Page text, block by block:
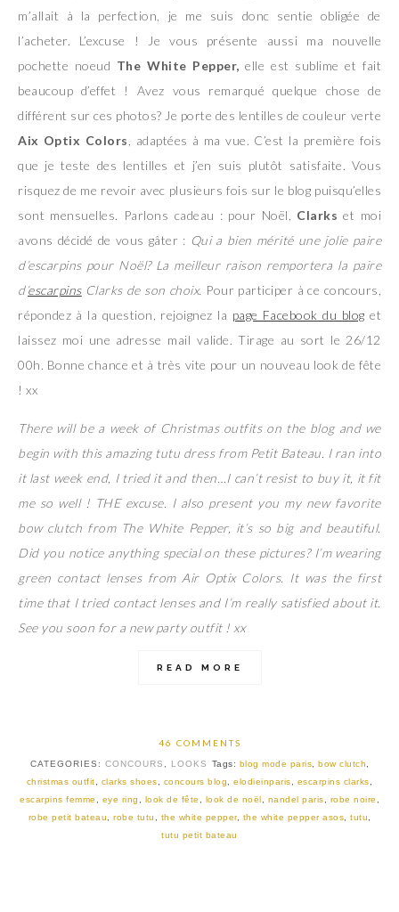
m’allait à la perfection, je me suis donc sentie obligée de
l’acheter. L’excuse ! Je vous présente aussi ma nouvelle
pochette noeud The White Pepper, elle est sublime et fait
beaucoup d’effet ! Avez vous remarqué quelque chose de
différent sur ces photos? Je porte des lentilles de couleur verte
Aix Optix Colors
, adaptées à ma vue. C’est la première fois
que je teste des lentilles et j’en suis plutôt satisfaite. Vous
risquez de me revoir avec plusieurs fois sur le blog puisqu’elles
sont mensuelles. Parlons cadeau : pour Noël, Clarks et moi
avons décidé de vous gâter : Qui a bien mérité une jolie paire
d’escarpins pour Noël? La meilleur raison remportera la paire
d’escarpinsClarks de son choix. Pour participer à ce concours,
répondez à la question, rejoignez la page Facebook du blog et
laissez moi une adresse mail valide. Tirage au sort le 26/12
00h. Bonne chance et à très vite pour un nouveau look de fête
! xx
There will be a week of Christmas outfits on the blog and we
begin with this amazing tutu dress from Petit Bateau. I ran into
it last week end, I tried it and then…I can’t resist to buy it, it fit
me so well ! THE excuse. I also present you my new favorite
bow clutch from The White Pepper, it’s so big and beautiful.
Did you notice anything special on these pictures? I’m wearing
green contact lenses from Air Optix Colors. It was the first
time that I tried contact lenses and I’m really satisfied about it.
See you soon for a new party outfit ! xx
READ MORE
46 COMMENTS
CATEGORIES: CONCOURS , LOOKS Tags: blog mode paris, bow clutch,
christmas outfit, clarks shoes, concours blog,elodieinparis, escarpins clarks,
escarpins femme , eye ring , look de fête , look de noël, nandel paris, robe noire ,
robe petit bateau, robe tutu , the white pepper, the white pepper asos, tutu,
tutu petit bateau